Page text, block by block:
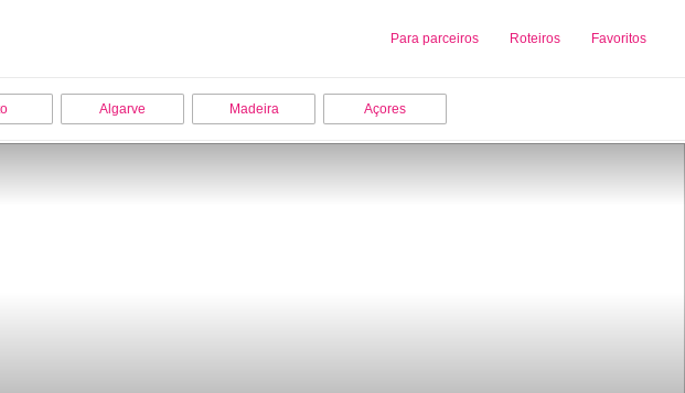
Para parceiros Roteiros Favoritos
Sobre nós Adicionar uma Empresa
Algarve Madeira Açores